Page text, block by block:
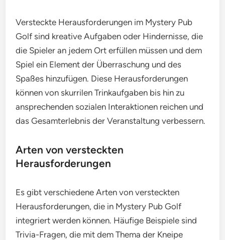
Versteckte Herausforderungen im Mystery Pub
Golf sind kreative Aufgaben oder Hindernisse, die
die Spieler an jedem Ort erfüllen müssen und dem
Spiel ein Element der Überraschung und des
Spaßes hinzufügen. Diese Herausforderungen
können von skurrilen Trinkaufgaben bis hin zu
ansprechenden sozialen Interaktionen reichen und
das Gesamterlebnis der Veranstaltung verbessern.
Arten von versteckten
Herausforderungen
Es gibt verschiedene Arten von versteckten
Herausforderungen, die in Mystery Pub Golf
integriert werden können. Häufige Beispiele sind
Trivia-Fragen, die mit dem Thema der Kneipe